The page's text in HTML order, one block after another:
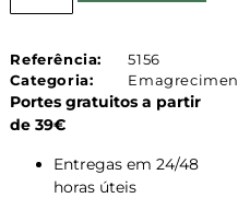
Referência:
5156
Categoria:
Portes gratuitos a partir
de 39€
Entregas em 24/48
horas úteis